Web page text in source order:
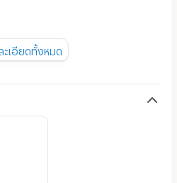
ยื้องซีคอนสแควร์ ศรีนครินทร์
กาต้มน้ำร้อน ที่นอน 6 ฟุต
ม. เข้าซอยวชิรธรรมสาธิต
ถสองแถวสาธารณะ 10 นาที มาลง
ษ์ 1 แยก 3-1) เดินเข้ามา 120
นโด หรือลงรถประจำทางหน้า
อนสแควร์ ตรงข้ามทางเข้าตลาด
ะเอียดทั้งหมด